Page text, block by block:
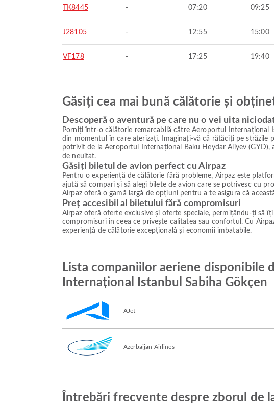
TK8445 - 07:20 09:25
J28105 - 12:55 15:00
VF178 - 17:25 19:40
Găsiți cea mai bună călătorie și
Descoperă o aventură pe care nu o vei uita
Porniți într-o călătorie remarcabilă către Aeroportul Internațional
din momentul în care aterizați. Imaginați-vă că rătăciți pe străzile
potrivit de la Aeroportul Internațional Baku Heydar Aliyev
de neuitat.
Găsiți biletul de avion perfect cu Airpaz
Pentru o experiență de călătorie fără probleme, Airpaz este
ajută să compari și să alegi bilete de avion care se potrivesc cu
Airpaz oferă o gamă largă de opțiuni pentru a te asigura că
Preț accesibil al biletului fără compromisuri
Airpaz oferă oferte exclusive și oferte speciale, permițându-ți să
compromisuri în ceea ce privește calitatea sau confortul. Cu
experiență de călătorie excepțională și economii imbatabile.
Lista companiilor aeriene disponibile
Internațional Istanbul Sabiha Gökçen
AJet
Azerbaijan Airlines
Întrebări frecvente despre zborul de